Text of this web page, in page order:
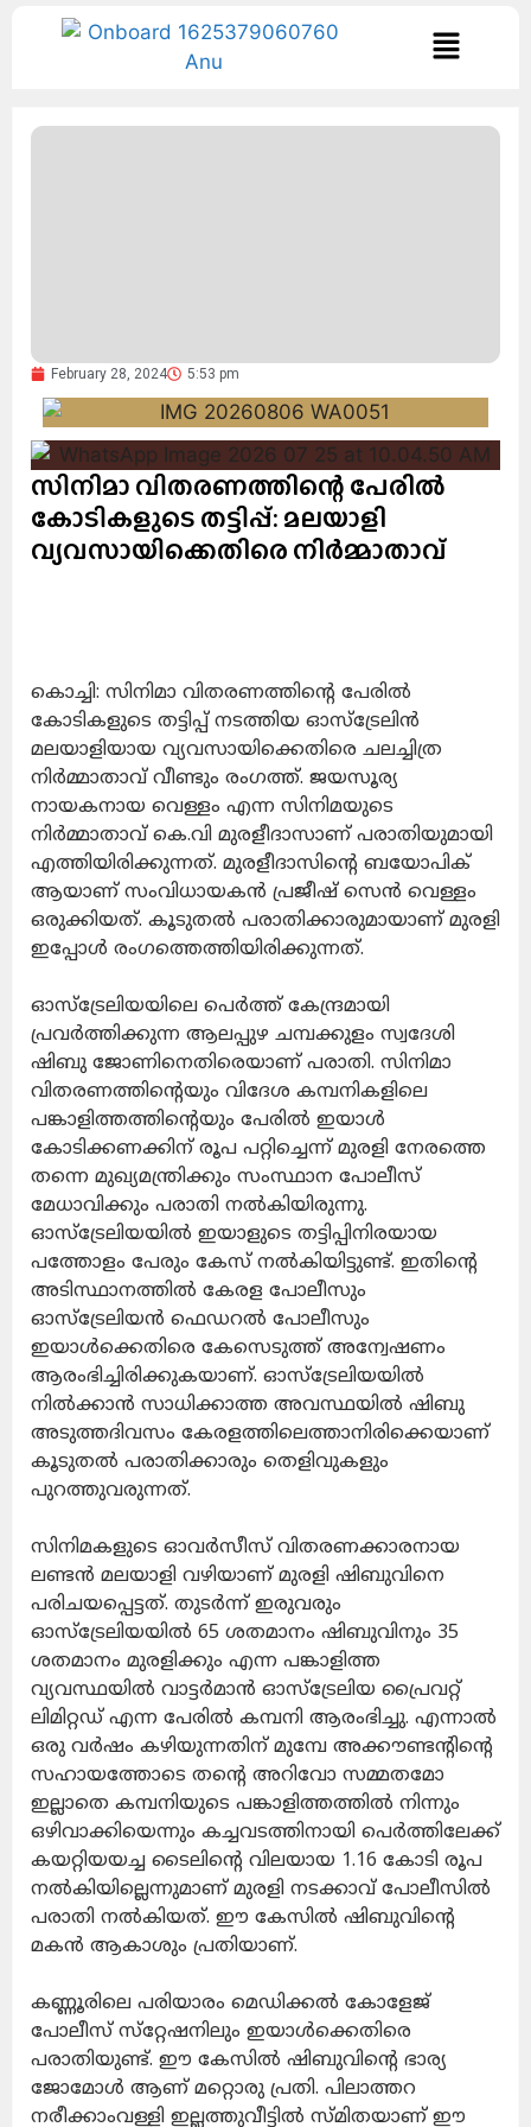
February 28, 2024 5:53 pm
സിനിമാ വിതരണത്തിന്റെ പേരില്‍
കോടികളുടെ തട്ടിപ്പ്: മലയാളി
വ്യവസായിക്കെതിരെ നിര്‍മ്മാതാവ്
കൊച്ചി: സിനിമാ വിതരണത്തിന്റെ പേരില്‍
കോടികളുടെ തട്ടിപ്പ് നടത്തിയ ഓസ്‌ട്രേലിന്‍
മലയാളിയായ വ്യവസായിക്കെതിരെ ചലച്ചിത്ര
നിര്‍മ്മാതാവ് വീണ്ടും രംഗത്ത്. ജയസൂര്യ
നായകനായ വെള്ളം എന്ന സിനിമയുടെ
നിര്‍മ്മാതാവ് കെ.വി മുരളീദാസാണ് പരാതിയുമായി
എത്തിയിരിക്കുന്നത്. മുരളീദാസിന്റെ ബയോപിക്
ആയാണ് സംവിധായകന്‍ പ്രജീഷ് സെന്‍ വെള്ളം
ഒരുക്കിയത്. കൂടുതല്‍ പരാതിക്കാരുമായാണ് മുരളി
ഇപ്പോള്‍ രംഗത്തെത്തിയിരിക്കുന്നത്.
ഓസ്‌ട്രേലിയയിലെ പെര്‍ത്ത് കേന്ദ്രമായി
പ്രവര്‍ത്തിക്കുന്ന ആലപ്പുഴ ചമ്പക്കുളം സ്വദേശി
ഷിബു ജോണിനെതിരെയാണ് പരാതി. സിനിമാ
വിതരണത്തിന്റെയും വിദേശ കമ്പനികളിലെ
പങ്കാളിത്തത്തിന്റെയും പേരില്‍ ഇയാള്‍
കോടിക്കണക്കിന് രൂപ പറ്റിച്ചെന്ന് മുരളി നേരത്തെ
തന്നെ മുഖ്യമന്ത്രിക്കും സംസ്ഥാന പോലീസ്
മേധാവിക്കും പരാതി നല്‍കിയിരുന്നു.
ഓസ്‌ട്രേലിയയില്‍ ഇയാളുടെ തട്ടിപ്പിനിരയായ
പത്തോളം പേരും കേസ് നല്‍കിയിട്ടുണ്ട്. ഇതിന്റെ
അടിസ്ഥാനത്തില്‍ കേരള പോലീസും
ഓസ്‌ട്രേലിയന്‍ ഫെഡറല്‍ പോലീസും
ഇയാള്‍ക്കെതിരെ കേസെടുത്ത് അന്വേഷണം
ആരംഭിച്ചിരിക്കുകയാണ്. ഓസ്‌ട്രേലിയയില്‍
നില്‍ക്കാന്‍ സാധിക്കാത്ത അവസ്ഥയില്‍ ഷിബു
അടുത്തദിവസം കേരളത്തിലെത്താനിരിക്കെയാണ്
കൂടുതല്‍ പരാതിക്കാരും തെളിവുകളും
പുറത്തുവരുന്നത്.
സിനിമകളുടെ ഓവര്‍സീസ് വിതരണക്കാരനായ
ലണ്ടന്‍ മലയാളി വഴിയാണ് മുരളി ഷിബുവിനെ
പരിചയപ്പെട്ടത്. തുടര്‍ന്ന് ഇരുവരും
ഓസ്‌ട്രേലിയയില്‍ 65 ശതമാനം ഷിബുവിനും 35
ശതമാനം മുരളിക്കും എന്ന പങ്കാളിത്ത
വ്യവസ്ഥയില്‍ വാട്ടര്‍മാന്‍ ഓസ്‌ട്രേലിയ പ്രൈവറ്റ്
ലിമിറ്റഡ് എന്ന പേരില്‍ കമ്പനി ആരംഭിച്ചു. എന്നാല്‍
ഒരു വര്‍ഷം കഴിയുന്നതിന് മുമ്പേ അക്കൗണ്ടന്റിന്റെ
സഹായത്തോടെ തന്റെ അറിവോ സമ്മതമോ
ഇല്ലാതെ കമ്പനിയുടെ പങ്കാളിത്തത്തില്‍ നിന്നും
ഒഴിവാക്കിയെന്നും കച്ചവടത്തിനായി പെര്‍ത്തിലേക്ക്
കയറ്റിയയച്ച ടൈലിന്റെ വിലയായ 1.16 കോടി രൂപ
നല്‍കിയില്ലെന്നുമാണ് മുരളി നടക്കാവ് പോലീസില്‍
പരാതി നല്‍കിയത്. ഈ കേസില്‍ ഷിബുവിന്റെ
മകന്‍ ആകാശും പ്രതിയാണ്.
കണ്ണൂരിലെ പരിയാരം മെഡിക്കല്‍ കോളേജ്
പോലീസ് സ്‌റ്റേഷനിലും ഇയാള്‍ക്കെതിരെ
പരാതിയുണ്ട്. ഈ കേസില്‍ ഷിബുവിന്റെ ഭാര്യ
ജോമോള്‍ ആണ് മറ്റൊരു പ്രതി. പിലാത്തറ
നരീക്കാംവള്ളി ഇല്ലത്തുവീട്ടില്‍ സ്മിതയാണ് ഈ